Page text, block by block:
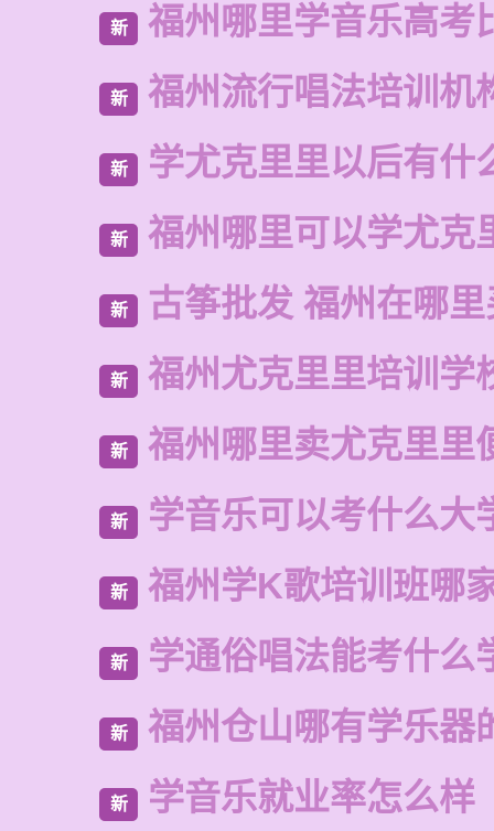
新 福州哪里学音乐高考
新 福州流行唱法培训机
新 学尤克里里以后有什
新 福州哪里可以学尤克
新 古筝批发 福州在哪
新 福州尤克里里培训学
新 福州哪里卖尤克里里
新 学音乐可以考什么大
新 福州学K歌培训班哪
新 学通俗唱法能考什么
新 福州仓山哪有学乐器
新 学音乐就业率怎么样